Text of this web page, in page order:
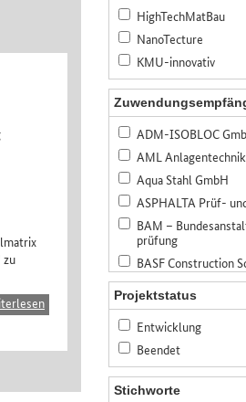
HighTechMatBau
NanoTecture
KMU-innovativ
ADM-ISOBLOC
AML
Aqua Stahl GmbH
ASPHALTA Prüf-
BAM –
prüfung
BASF Construction
BASF SE
Bauer
Bauhaus-Universität
Bayerisches
Energieforschung,
Bennert
Projektstatus
Entwicklung
Beendet
Stichworte